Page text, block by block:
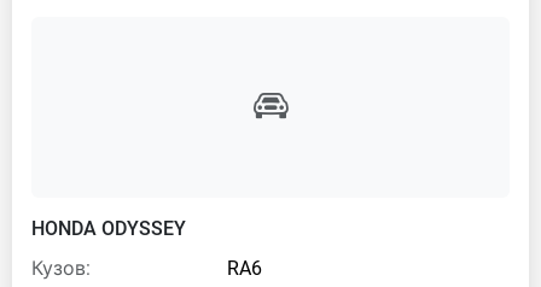
HONDA ODYSSEY
Кузов:
RA6